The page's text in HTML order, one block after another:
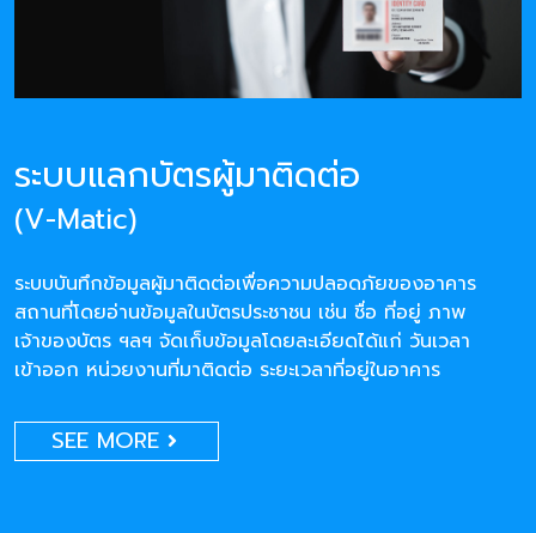
ระบบแลกบัตรผู้มาติดต่อ
(V-Matic)
ระบบบันทึกข้อมูลผู้มาติดต่อเพื่อความปลอดภัยของอาคาร
สถานที่โดยอ่านข้อมูลในบัตรประชาชน เช่น ชื่อ ที่อยู่ ภาพ
เจ้าของบัตร ฯลฯ จัดเก็บข้อมูลโดยละเอียดได้แก่ วันเวลา
เข้าออก หน่วยงานที่มาติดต่อ ระยะเวลาที่อยู่ในอาคาร
SEE MORE